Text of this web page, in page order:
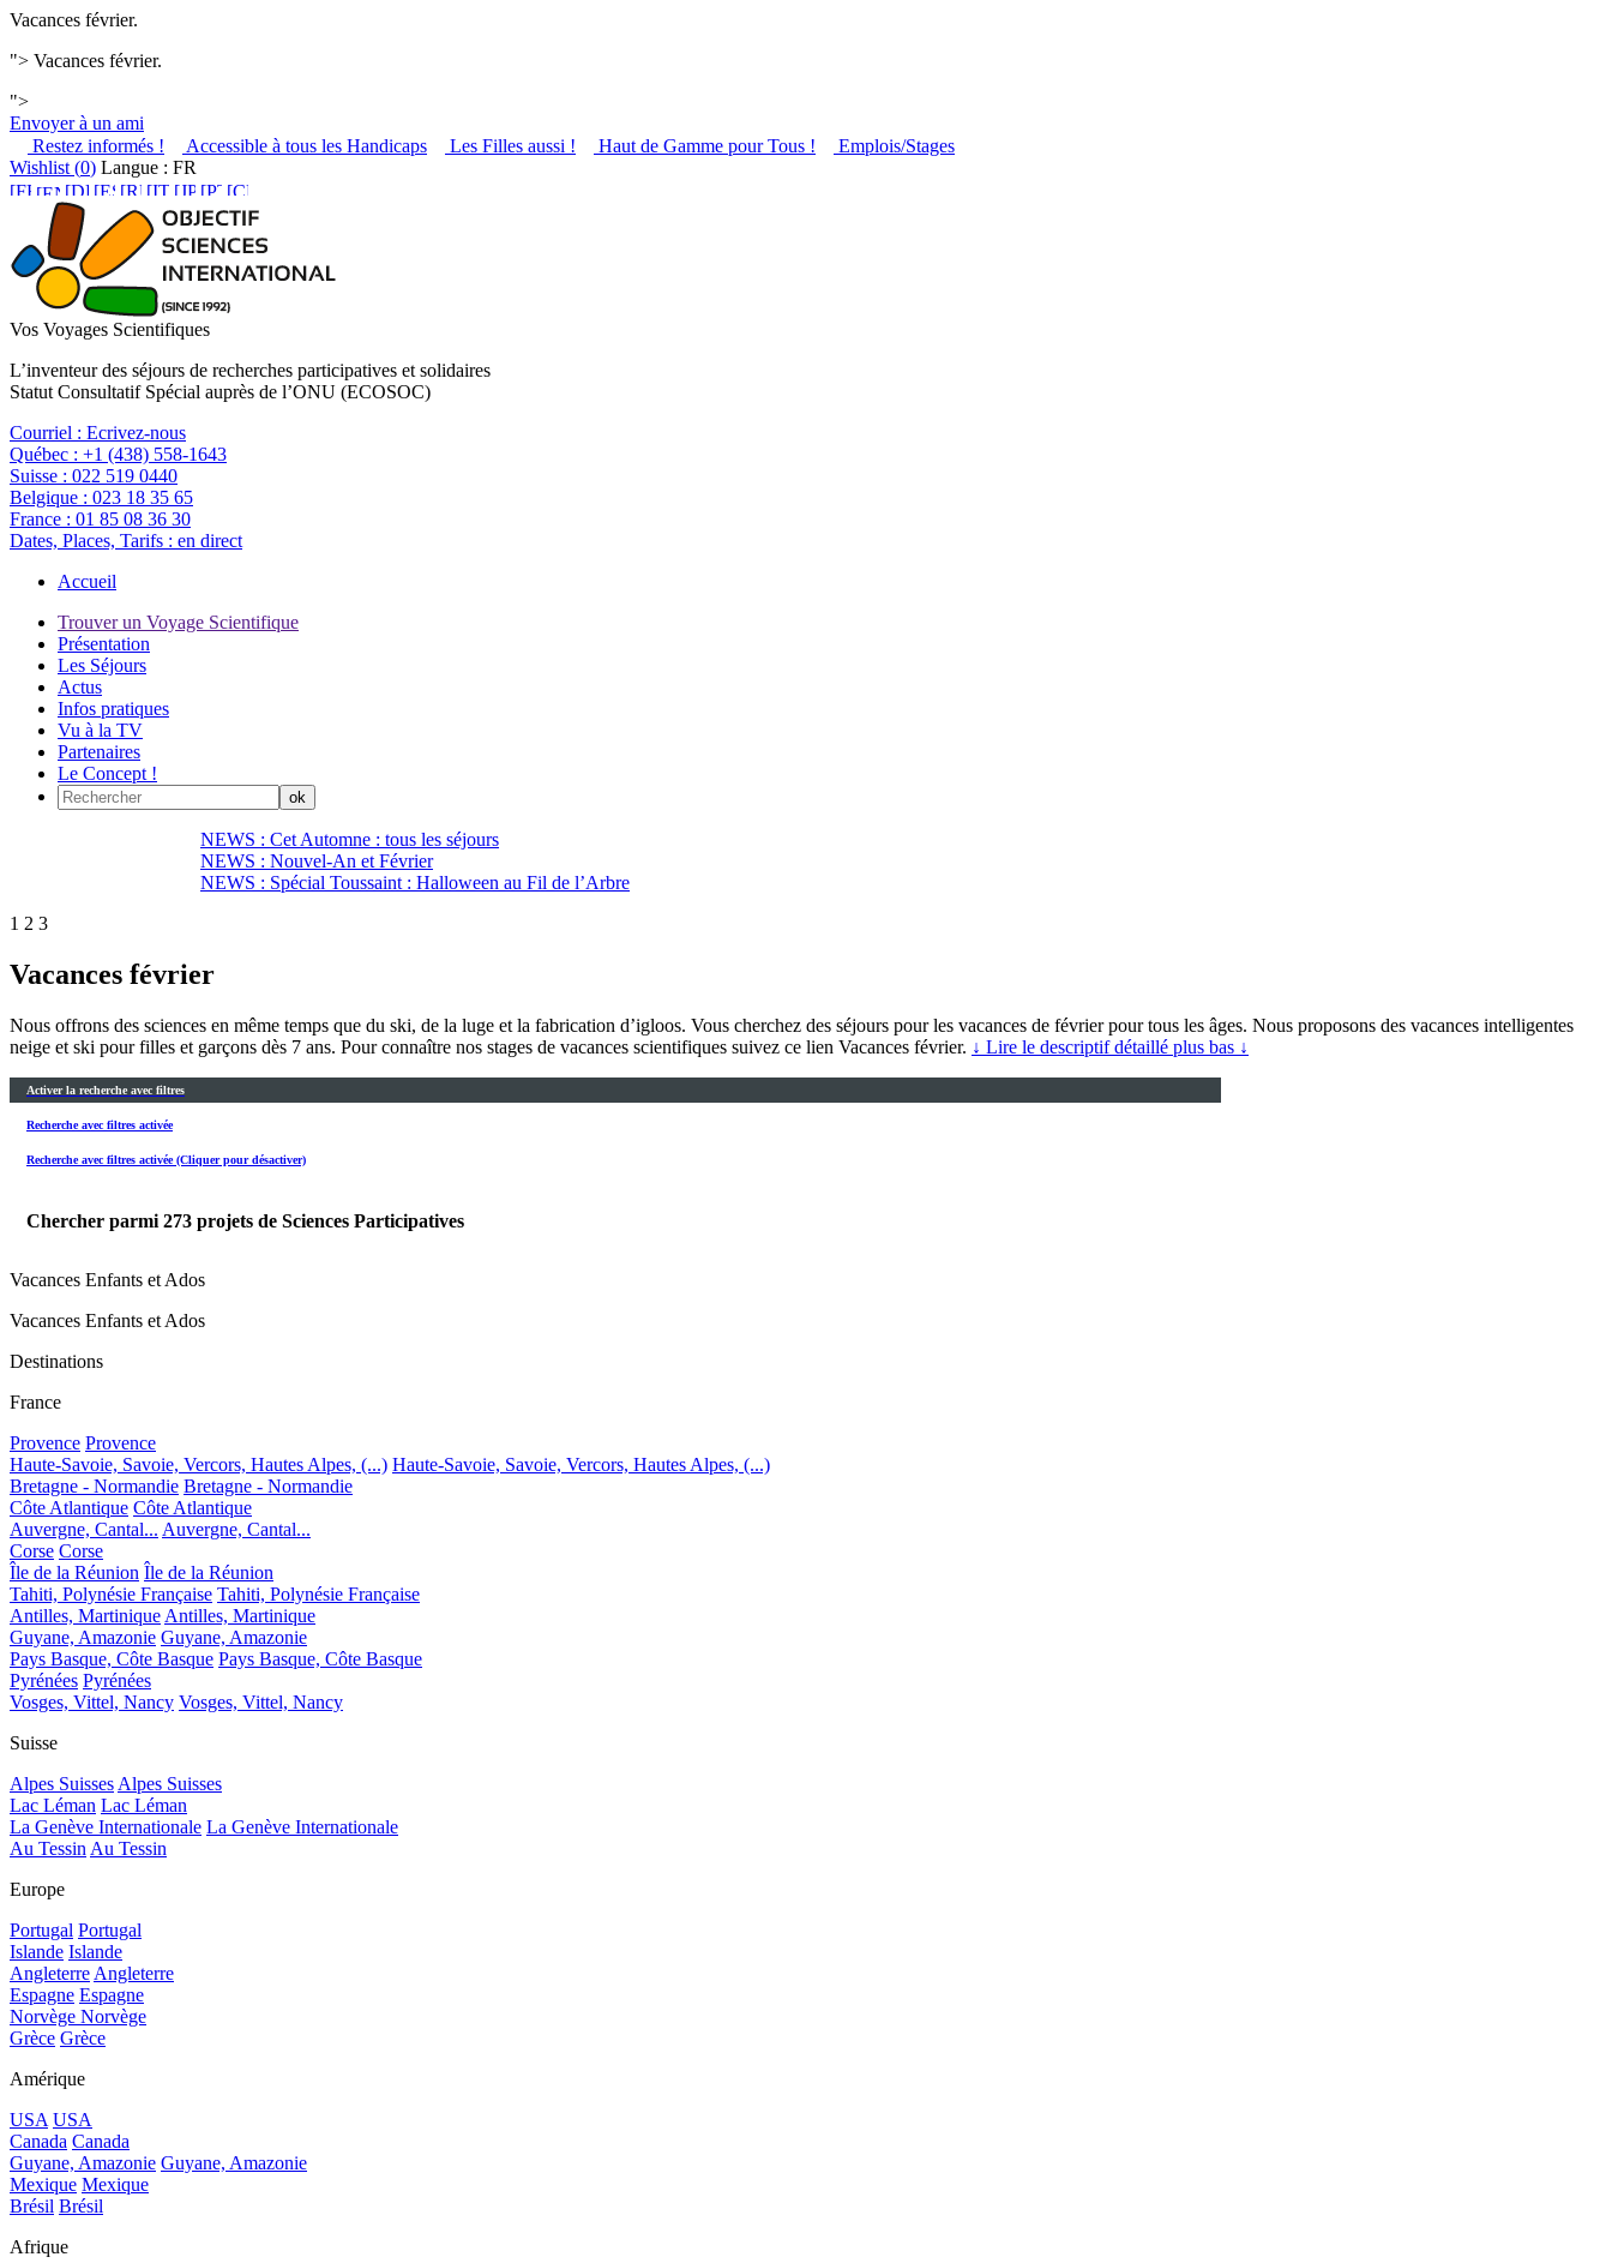
Vacances février.
"> Vacances février.
">
Envoyer à un ami
Restez informés !
Accessible à tous les Handicaps Les Filles aussi ! Haut de Gamme pour Tous !
Emplois/Stages
Wishlist (0) Langue : FR
Vos Voyages Scientifiques
L’inventeur des séjours de recherches participatives et solidaires
Statut Consultatif Spécial auprès de l’ONU (ECOSOC)
Courriel : Ecrivez-nous
Québec : +1 (438) 558-1643
Suisse : 022 519 0440
Belgique : 023 18 35 65
France : 01 85 08 36 30
Dates, Places, Tarifs : en direct
Accueil
Trouver un Voyage Scientifique
Présentation
Les Séjours
Actus
Infos pratiques
Vu à la TV
Partenaires
Le Concept !
NEWS : Cet Automne : tous les séjours
NEWS : Nouvel-An et Février
NEWS : Spécial Toussaint : Halloween au Fil de l’Arbre
1 2 3
Vacances février
Nous offrons des sciences en même temps que du ski, de la luge et la fabrication d’igloos. Vous cherchez des séjours pour les vacances de février pour tous les âges. Nous proposons des vacances intelligentes
neige et ski pour filles et garçons dès 7 ans. Pour connaître nos stages de vacances scientifiques suivez ce lien Vacances février. ↓ Lire le descriptif détaillé plus bas ↓
Activer la recherche avec filtres
Recherche avec filtres activée
Recherche avec filtres activée (Cliquer pour désactiver)
Chercher parmi 273 projets de Sciences Participatives
Vacances Enfants et Ados
Vacances Enfants et Ados
Destinations
France
Provence Provence
Haute-Savoie, Savoie, Vercors, Hautes Alpes, (...) Haute-Savoie, Savoie, Vercors, Hautes Alpes, (...)
Bretagne - Normandie Bretagne - Normandie
Côte Atlantique Côte Atlantique
Auvergne, Cantal... Auvergne, Cantal...
Corse Corse
Île de la Réunion Île de la Réunion
Tahiti, Polynésie Française Tahiti, Polynésie Française
Antilles, Martinique Antilles, Martinique
Guyane, Amazonie Guyane, Amazonie
Pays Basque, Côte Basque Pays Basque, Côte Basque
Pyrénées Pyrénées
Vosges, Vittel, Nancy Vosges, Vittel, Nancy
Suisse
Alpes Suisses Alpes Suisses
Lac Léman Lac Léman
La Genève Internationale La Genève Internationale
Au Tessin Au Tessin
Europe
Portugal Portugal
Islande Islande
Angleterre Angleterre
Espagne Espagne
Norvège Norvège
Grèce Grèce
Amérique
USA USA
Canada Canada
Guyane, Amazonie Guyane, Amazonie
Mexique Mexique
Brésil Brésil
Afrique